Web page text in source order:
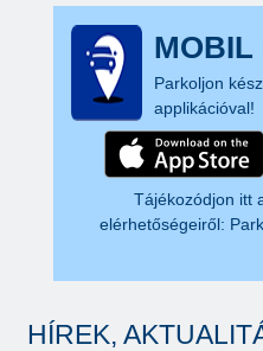
MOBIL
Parkoljon
applikációval!
Tájékozódjon itt
elérhetőségeiről:
HÍREK,